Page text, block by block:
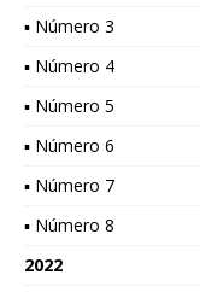
▪ Número 3
▪ Número 4
▪ Número 5
▪ Número 6
▪ Número 7
▪ Número 8
2022